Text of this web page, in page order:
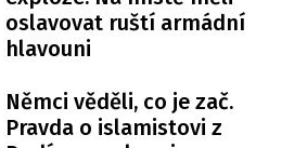
oslavovat ruští armádní
hlavouni
Němci věděli, co je zač.
Pravda o islamistovi z